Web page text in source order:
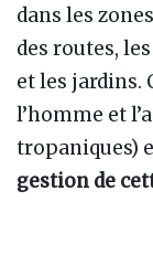
dans les
des routes,
et les jardins.
l’homme et
tropaniques)
gestion de